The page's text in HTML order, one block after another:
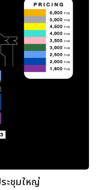
ะชุมใหญ่